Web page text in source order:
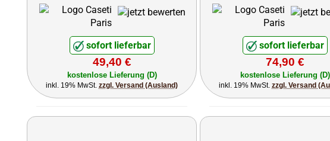
sofort lieferbar
49,40 €
kostenlose Lieferung (D)
inkl. 19% MwSt.zzgl. Versand (Ausland)
sofort lieferbar
74,90 €
kostenlose Lieferung (D)
inkl. 19% MwSt.zzgl. Versand